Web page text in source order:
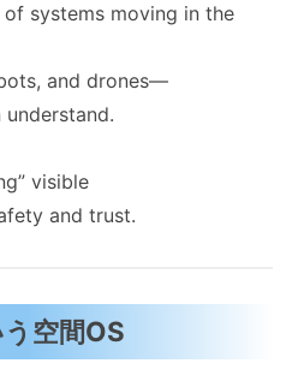
systems moving in the
and drones—
visible
and trust.
空間OS